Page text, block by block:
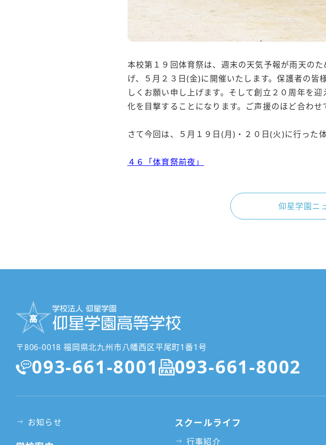
本校第１９回体育祭は、週末の天気予報が雨天の
げ、５月２３日(金)に開催いたします。保護者の
しくお願い申し上げます。そして創立２０周年を
化を目撃することになります。ご声援のほど合わせ
さて今回は、５月１９日(月)・２０日(火)に行った
４６「体育祭前夜」
仰星学園ニ
〒806-0018 福岡県北九州市八幡西区平尾町1番1号
093-661-8001 093-661-8002
お知らせ スクールライフ
行事紹介